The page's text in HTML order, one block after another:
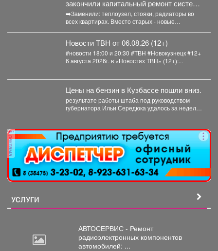
закончили капитальный ремонт системы
отопления.
➡️Заменили: теплоузел, стояки, радиаторы во
всех квартирах. Вместо старых - новые
Новости ТВН от 06.08.26 (12+)
#новости 18:00 и 20:30 #ТВН #Новокузнецк #12+
6 августа 2026г. в «Новостях ТВН» (12+):...
Цены на бензин в Кузбассе пошли вниз.
результате работы штаба под руководством
губернатора Ильи Середюка удалось за неделю
реклама
УСЛУГИ
АВТОСЕРВИС - Ремонт
радиоэлектронных компонентов
автомобилей: ...